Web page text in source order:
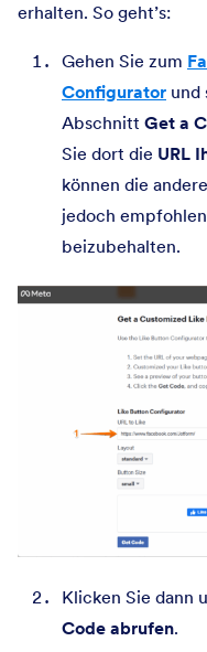
erhalten. So geht’s:
Gehen Sie zum
Configurator und
Abschnitt Get a
Sie dort die URL
können die
jedoch
beizubehalten.
Klicken Sie dann
Code abrufen.